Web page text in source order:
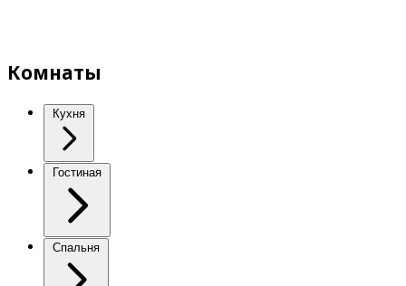
Комнаты
Кухня
Гостиная
Спальня